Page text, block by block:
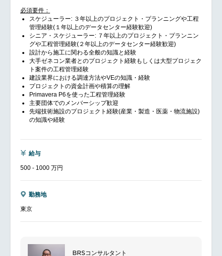
必須要件：
スケジューラー: ３年以上のプロジェクト・プランニングや工程
管理経験(１年以上のデータセンター経験歓迎)
シニア・スケジューラー: ７年以上のプロジェクト・プランニン
グや工程管理経験(２年以上のデータセンター経験歓迎)
設計から施工に関わる全般の知識と経験
大手ゼネコン業者とのプロジェクト経験もしくは大型プロジェク
ト案件の工程管理経験
建設業界における調達方法やVEの知識・経験
プロジェクトの資金計画や積算の理解
Primavera P6を使った工程管理経験
主要団体でのメンバーシップ歓迎
先端技術施設のプロジェクト経験(産業・製造・医薬・物流施設)
の知識や経験
給与
500 - 1000 万円
勤務地
東京
BRSコンサルタント